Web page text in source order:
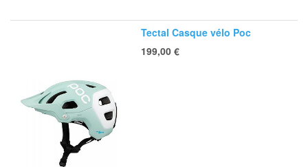
Tectal Casque vélo Poc
199,00 €